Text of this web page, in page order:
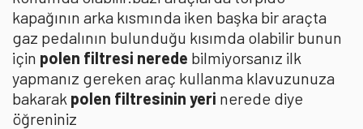
kapağının arka kısmında iken başka bir araçta
gaz pedalının bulunduğu kısımda olabilir bunun
için polen filtresi nerede bilmiyorsanız ilk
yapmanız gereken araç kullanma klavuzunuza
bakarak polen filtresinin yeri nerede diye
öğreniniz